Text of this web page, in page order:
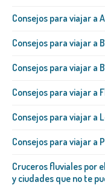
Consejos para viajar a
Consejos para viajar a
Consejos para viajar a
Consejos para viajar a
Consejos para viajar a
Consejos para viajar a
Cruceros fluviales por
y ciudades que no te